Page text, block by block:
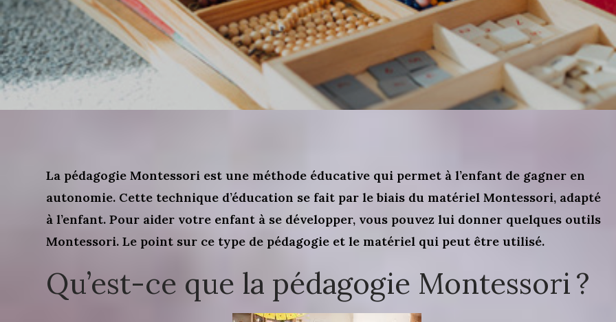
La pédagogie Montessori est une méthode éducative qui permet à l’enfant de gagner en
autonomie. Cette technique d’éducation se fait par le biais du matériel Montessori, adapté
à l’enfant. Pour aider votre enfant à se développer, vous pouvez lui donner quelques outils
Montessori. Le point sur ce type de pédagogie et le matériel qui peut être utilisé.
Qu’est-ce que la pédagogie Montessori ?